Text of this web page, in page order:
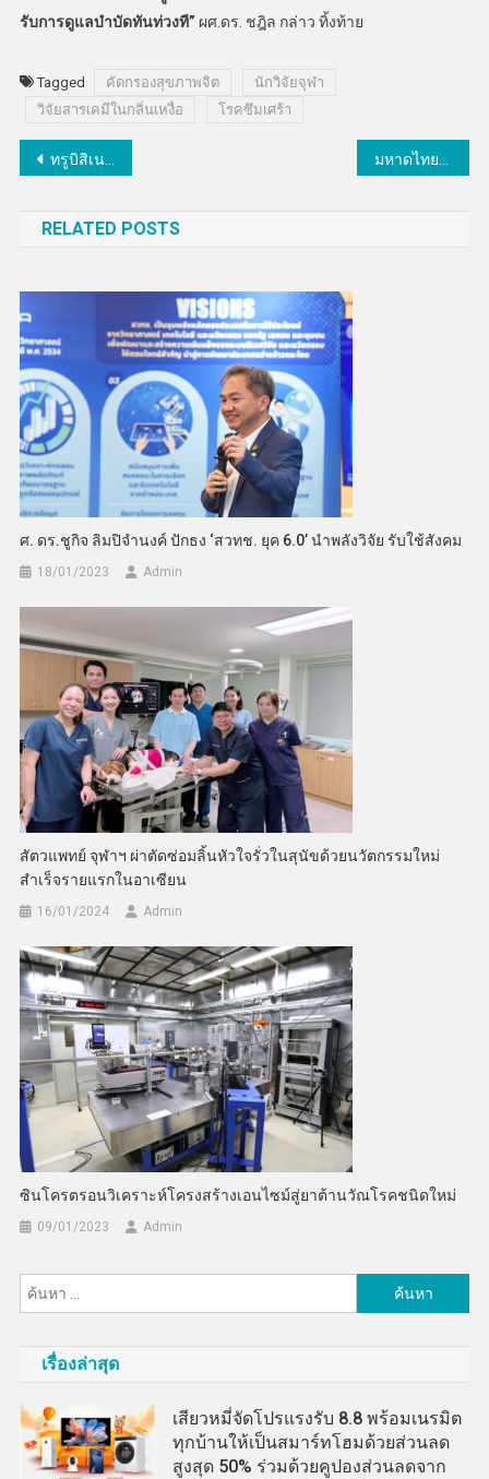
รับการดูแลบำบัดทันท่วงที” ผศ.ดร. ชฎิล กล่าว ทิ้งท้าย
Tagged คัดกรองสุขภาพจิต
นักวิจัยจุฬา
วิจัยสารเคมีในกลิ่นเหงื่อ
โรคซึมเศร้า
แนะแนว
ทรูบิสิเนสโชว์ดิจิทัลโซลูชันสุดล้ำ ในงาน FACTECH 2023
RELATED POSTS
ศ. ดร.ชูกิจ ลิมปิจำนงค์ ปักธง ‘สวทช. ยุค 6.0’ นำพลังวิจัย รับใช้สังคม
18/01/2023 Admin
สัตวแพทย์ จุฬาฯ ผ่าตัดซ่อมลิ้นหัวใจรั่วในสุนัขด้วยนวัตกรรมใหม่
สำเร็จรายแรกในอาเซียน
16/01/2024 Admin
ซินโครตรอนวิเคราะห์โครงสร้างเอนไซม์สู่ยาต้านวัณโรคชนิดใหม่
09/01/2023 Admin
สำหรับ:
เรื่องล่าสุด
เสียวหมี่จัดโปรแรงรับ 8.8 พร้อมเนรมิต
ทุกบ้านให้เป็นสมาร์ทโฮมด้วยส่วนลด
สูงสุด 50% ร่วมด้วยคูปองส่วนลดจาก